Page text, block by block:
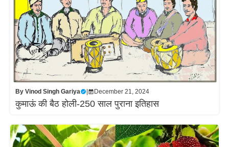
By Vinod Singh Gariya December 21, 2024
कुमाऊं की बैठ होली-250 साल पुराना इतिहास